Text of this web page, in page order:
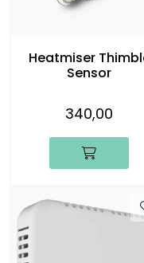
Heatmiser
Sensor
340,00